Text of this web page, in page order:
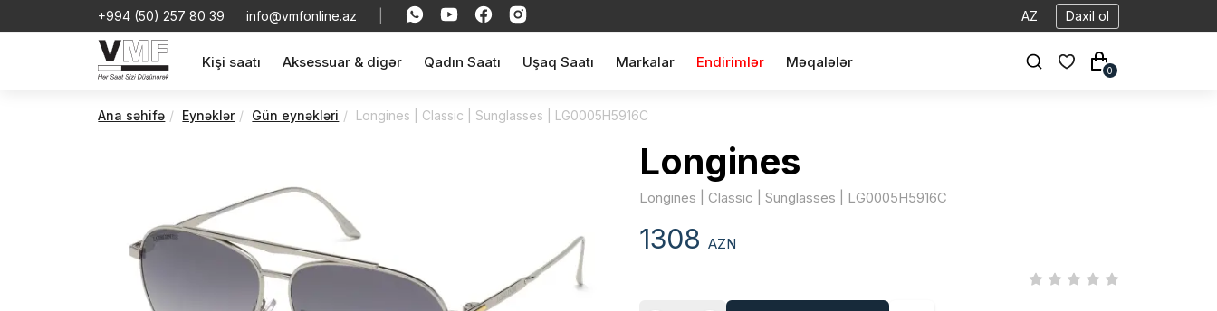
+994 (50) 257 80 39 info@vmfonline.az AZ Daxil ol
Kişi saatı Aksessuar & digər Qadın Saatı Uşaq Saatı Markalar Endirimlər Məqalələr
0
Ana səhifə Eynəklər Gün eynəkləri Longines | Classic | Sunglasses | LG0005H5916C
Longines
Longines | Classic | Sunglasses | LG0005H5916C
1308 AZN